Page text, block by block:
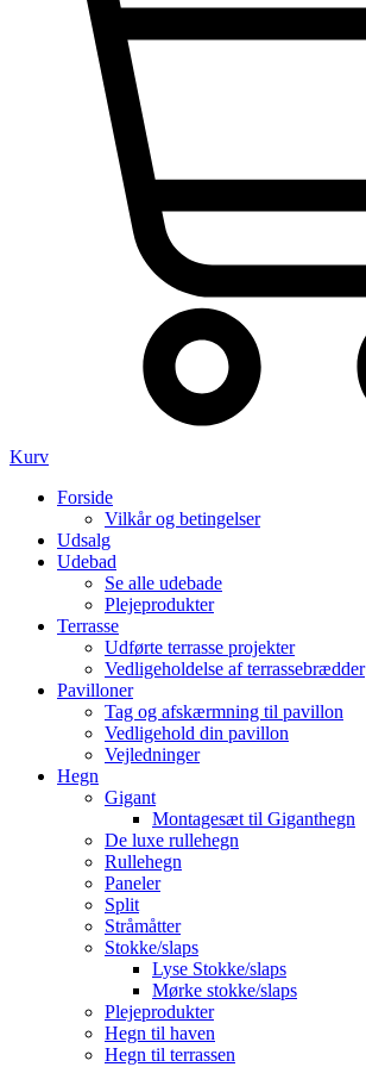
Kurv
Forside
Vilkår og betingelser
Udsalg
Udebad
Se alle udebade
Plejeprodukter
Terrasse
Udførte terrasse projekter
Vedligeholdelse af terrassebrædder
Pavilloner
Tag og afskærmning til pavillon
Vedligehold din pavillon
Vejledninger
Hegn
Gigant
Montagesæt til Giganthegn
De luxe rullehegn
Rullehegn
Paneler
Split
Stråmåtter
Stokke/slaps
Lyse Stokke/slaps
Mørke stokke/slaps
Plejeprodukter
Hegn til haven
Hegn til terrassen